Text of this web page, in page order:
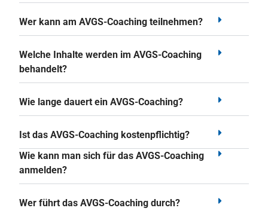
Wer kann am AVGS-Coaching teilnehmen?
Welche Inhalte werden im AVGS-Coaching
behandelt?
Wie lange dauert ein AVGS-Coaching?
Ist das AVGS-Coaching kostenpflichtig?
Wie kann man sich für das AVGS-Coaching
anmelden?
Wer führt das AVGS-Coaching durch?